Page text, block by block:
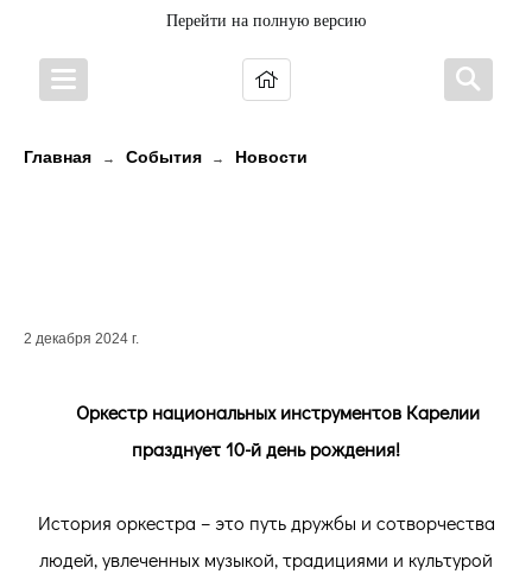
Перейти на полную версию
Главная → События → Новости
2 декабря 2024 г.
Оркестр национальных инструментов Карелии
празднует 10-й день рождения!
История оркестра – это путь дружбы и сотворчества
людей, увлеченных музыкой, традициями и культурой